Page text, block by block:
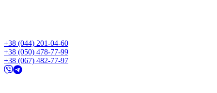
+38 (044) 201-04-60
+38 (050) 478-77-99
+38 (067) 482-77-97